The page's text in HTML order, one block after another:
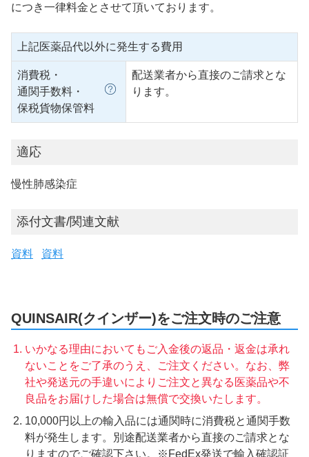
につき一律料金とさせて頂いております。
上記医薬品代以外に発生する費用
消費税・
通関手数料・
保税貨物保管料
配送業者から直接のご請求とな
ります。
適応
慢性肺感染症
添付文書/関連文献
資料 資料
QUINSAIR(クインザー)をご注文時のご注意
いかなる理由においてもご入金後の返品・返金は承れ
ないことをご了承のうえ、ご注文ください。なお、弊
社や発送元の手違いによりご注文と異なる医薬品や不
良品をお届けした場合は無償で交換いたします。
10,000円以上の輸入品には通関時に消費税と通関手数
料が発生します。別途配送業者から直接のご請求とな
りますのでご確認下さい。※FedEx発送で輸入確認証